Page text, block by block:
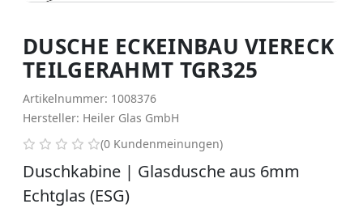
DUSCHE ECKEINBAU VIERECK
TEILGERAHMT TGR325
Artikelnummer: 1008376
Hersteller: Heiler Glas GmbH
0 von 5 Sternen
(0 Kundenmeinungen)
Duschkabine | Glasdusche aus 6mm
Echtglas (ESG)